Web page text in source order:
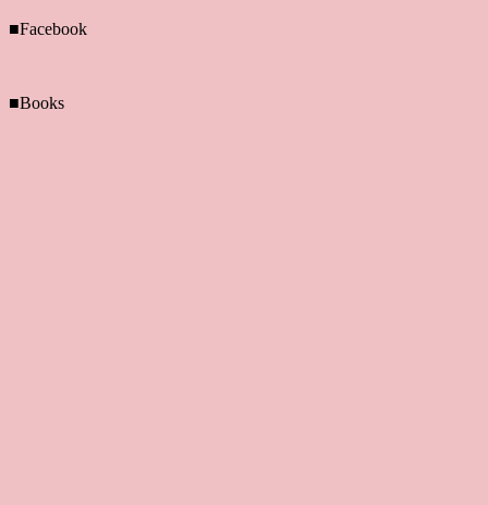
■Facebook
■Books